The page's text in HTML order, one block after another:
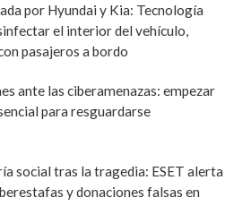
por Hyundai y Kia: Tecnología
el interior del vehículo,
pasajeros a bordo
ante las ciberamenazas: empezar
para resguardarse
social tras la tragedia: ESET alerta
y donaciones falsas en